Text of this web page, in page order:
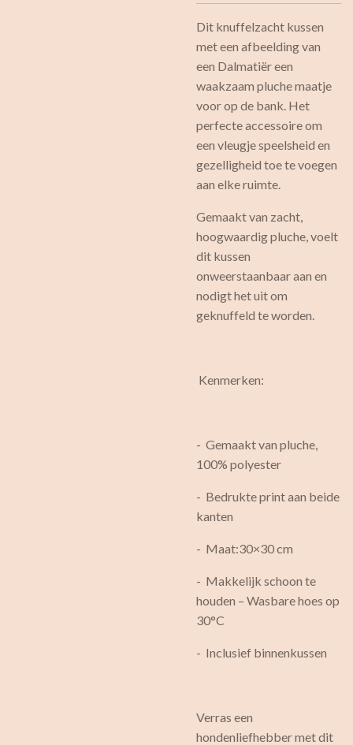
Dit knuffelzacht kussen
met een afbeelding van
een Dalmatiër een
waakzaam pluche maatje
voor op de bank. Het
perfecte accessoire om
een vleugje speelsheid en
gezelligheid toe te voegen
aan elke ruimte.
Gemaakt van zacht,
hoogwaardig pluche, voelt
dit kussen
onweerstaanbaar aan en
nodigt het uit om
geknuffeld te worden.
Kenmerken:
- Gemaakt van pluche,
100% polyester
- Bedrukte print aan beide
kanten
- Maat:30×30 cm
- Makkelijk schoon te
houden – Wasbare hoes op
30°C
- Inclusief binnenkussen
Verras een
hondenliefhebber met dit